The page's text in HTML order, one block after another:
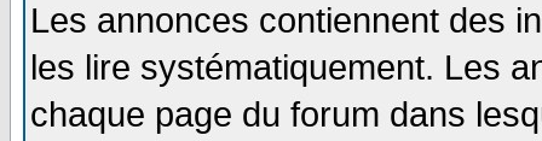
Les annonces contiennent des
les lire systématiquement. Les
chaque page du forum dans